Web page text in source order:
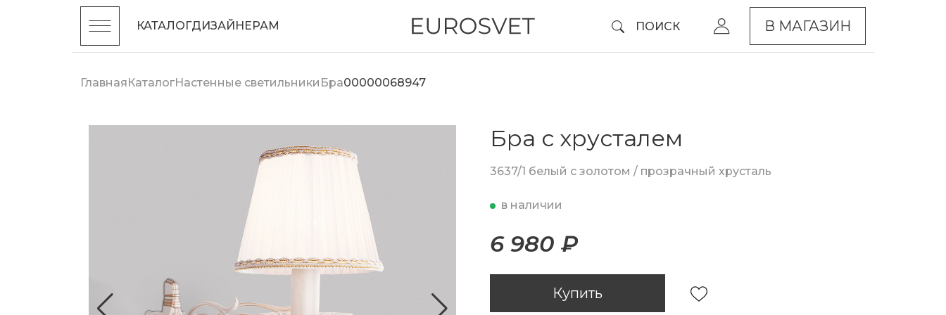
КАТАЛОГДИЗАЙНЕРАМ ПОИСК В МАГАЗИН
ГлавнаяКаталогНастенные светильники Бра00000068947
Бра с хрусталем
3637/1 белый с золотом / прозрачный хрусталь
в наличии
6 980 ₽
Купить